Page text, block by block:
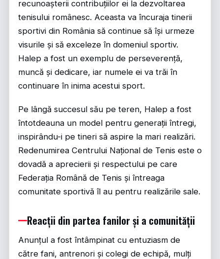
recunoașterii contribuțiilor ei la dezvoltarea
tenisului românesc. Aceasta va încuraja tinerii
sportivi din România să continue să își urmeze
visurile și să exceleze în domeniul sportiv.
Halep a fost un exemplu de perseverență,
muncă și dedicare, iar numele ei va trăi în
continuare în inima acestui sport.
Pe lângă succesul său pe teren, Halep a fost
întotdeauna un model pentru generații întregi,
inspirându-i pe tineri să aspire la mari realizări.
Redenumirea Centrului Național de Tenis este o
dovadă a aprecierii și respectului pe care
Federația Română de Tenis și întreaga
comunitate sportivă îl au pentru realizările sale.
Reacții din partea fanilor și a comunității
Anunțul a fost întâmpinat cu entuziasm de
către fani, antrenori și colegi de echipă, mulți